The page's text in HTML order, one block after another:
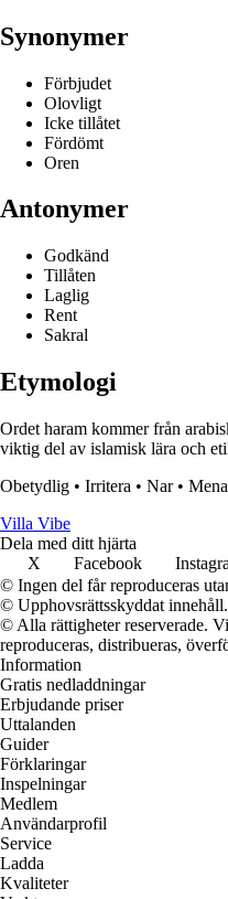
Synonymer
Förbjudet
Olovligt
Icke tillåtet
Fördömt
Oren
Antonymer
Godkänd
Tillåten
Laglig
Rent
Sakral
Etymologi
Ordet haram kommer från
viktig del av islamisk lära och
Obetydlig • Irritera • Nar• Mena
Villa Vibe
Dela med ditt hjärta
X
Facebook
© Ingen del får reproduceras
© Upphovsrättsskyddat
© Alla rättigheter reserverade.
reproduceras, distribueras,
Information
Gratis nedladdningar
Erbjudande priser
Uttalanden
Guider
Förklaringar
Inspelningar
Medlem
Användarprofil
Service
Ladda
Kvaliteter